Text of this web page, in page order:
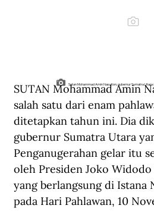
Sutan Mohammad Amin Nasution, gubernur Sumatra
SUTAN Mohammad Amin
salah satu dari enam
ditetapkan tahun ini. Dia
gubernur Sumatra Utara
Penganugerahan gelar itu
oleh Presiden Joko
yang berlangsung di Istana
pada Hari Pahlawan, 10